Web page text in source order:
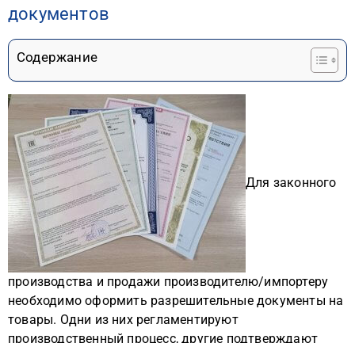
документов
Содержание
Для законного
производства и продажи производителю/импортеру
необходимо оформить разрешительные документы на
товары. Одни из них регламентируют
производственный процесс, другие подтверждают